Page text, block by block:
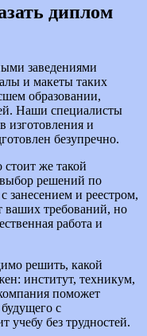
диплом
заведениями
и макеты таких
образовании,
Наши специалисты
изготовления и
безупречно.
же такой
решений по
и реестром,
ваших требований, но
работа и
решить, какой
институт, техникум,
поможет
с
учебу без трудностей.